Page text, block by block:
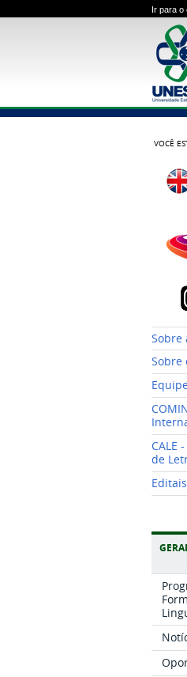
Ir para o
VOCÊ
Sobre
Sobre
CALE
de
Editais